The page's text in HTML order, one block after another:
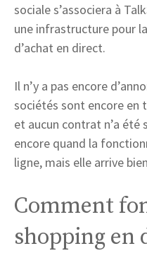
sociale s’associera à
une infrastructure pour
d’achat en direct.
Il n’y a pas encore
sociétés sont encore en
et aucun contrat n’a été
encore quand la
ligne, mais elle arrive
Comment
shopping en